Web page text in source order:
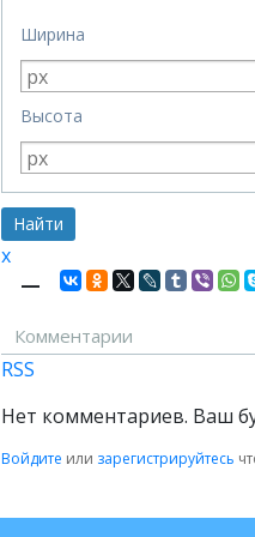
Ширина
Высота
x
—
Комментарии
RSS
Нет комментариев. Ваш
Войдите или зарегистрируйтесь